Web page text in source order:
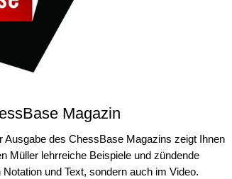
Magazin
Ausgabe des ChessBase Magazins zeigt Ihnen
Müller lehrreiche Beispiele und zündende
und Text, sondern auch im Video.